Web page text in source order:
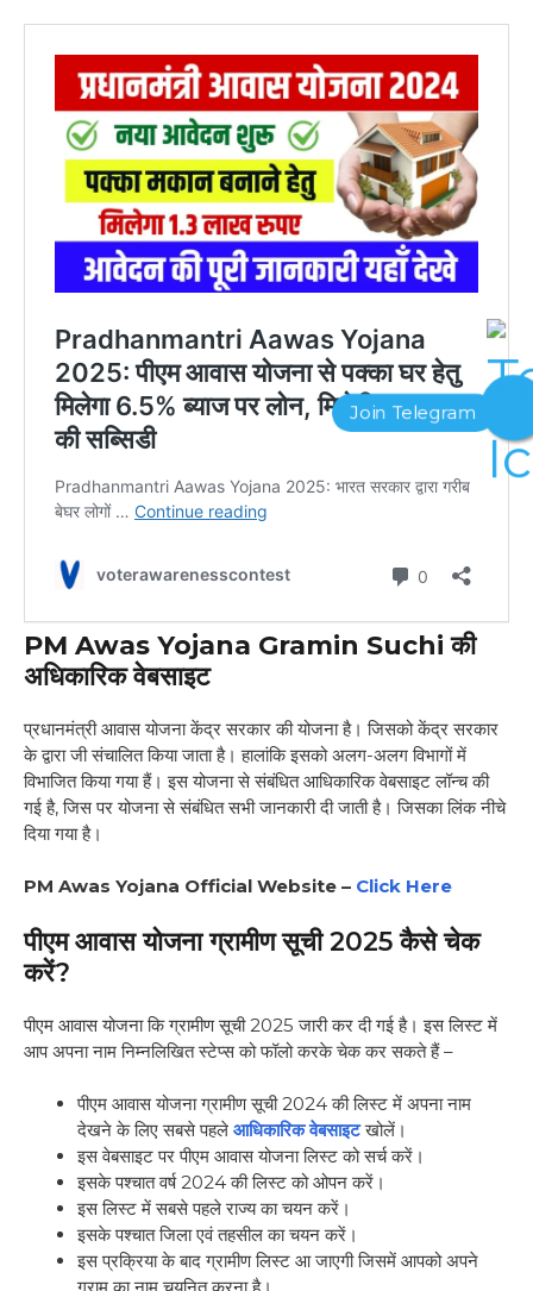
PM Awas Yojana Gramin Suchi की
अधिकारिक वेबसाइट
प्रधानमंत्री आवास योजना केंद्र सरकार की योजना है। जिसको केंद्र सरकार
के द्वारा जी संचालित किया जाता है। हालांकि इसको अलग-अलग विभागों में
विभाजित किया गया हैं। इस योजना से संबंधित आधिकारिक वेबसाइट लॉन्च की
गई है, जिस पर योजना से संबंधित सभी जानकारी दी जाती है। जिसका लिंक नीचे
दिया गया है।
PM Awas Yojana Official Website – Click Here
पीएम आवास योजना ग्रामीण सूची 2025 कैसे चेक
करें?
पीएम आवास योजना कि ग्रामीण सूची 2025 जारी कर दी गई है। इस लिस्ट में
आप अपना नाम निम्नलिखित स्टेप्स को फॉलो करके चेक कर सकते हैं –
पीएम आवास योजना ग्रामीण सूची 2024 की लिस्ट में अपना नाम
देखने के लिए सबसे पहले आधिकारिक वेबसाइटखोलें।
इस वेबसाइट पर पीएम आवास योजना लिस्ट को सर्च करें।
इसके पश्चात वर्ष 2024 की लिस्ट को ओपन करें।
इस लिस्ट में सबसे पहले राज्य का चयन करें।
इसके पश्चात जिला एवं तहसील का चयन करें।
इस प्रक्रिया के बाद ग्रामीण लिस्ट आ जाएगी जिसमें आपको अपने